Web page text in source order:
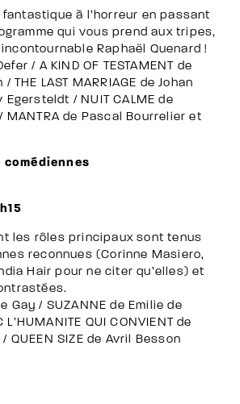
à l’horreur en passant
qui vous prend aux tripes,
Raphaël Quenard !
/ A KIND OF TESTAMENT de
THE LAST MARRIAGE de Johan
/ NUIT CALME de
MANTRA de Pascal Bourrelier et
les rôles principaux sont tenus
reconnues (Corinne Masiero,
Hair pour ne citer qu’elles) et
Gay / SUZANNE de Emilie de
QUI CONVIENT de
QUEEN SIZE de Avril Besson